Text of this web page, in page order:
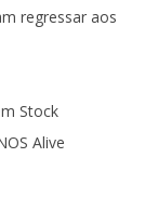
regressar aos
Stock
Alive